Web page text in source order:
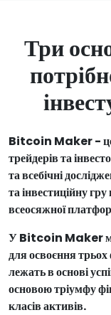
Три
Bitcoin Maker - це
трейдерів та
та всебічні
та інвестиційну
всеосяжної
У Bitcoin Maker ми
для освоєння
лежать в основі
основою тріумфу
класів активів.